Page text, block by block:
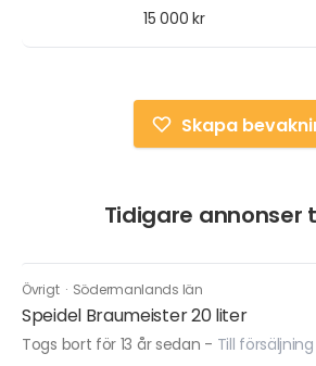
15 000 kr
Skapa
Tidigare annonser
Övrigt · Södermanlands län
Speidel Braumeister 20 liter
Togs bort för 13 år sedan - Till